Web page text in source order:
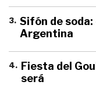
3. Sifón de soda:
Argentina
4. Fiesta del
será